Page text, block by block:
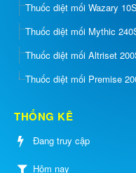
Thuốc diệt mối Wazary
Thuốc diệt mối Mythic
Thuốc diệt mối Altriset
Thuốc diệt mối Premise
THỐNG KÊ
Đang truy cập
Hôm nay